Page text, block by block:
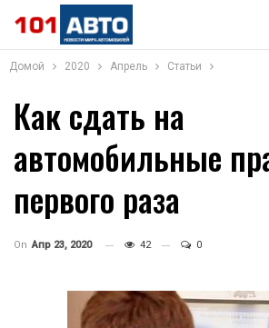
Домой 2020 Апрель Статьи
Как сдать на
автомобильные
первого раза
On Апр 23, 2020 42 0